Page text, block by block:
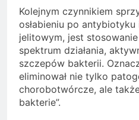
Kolejnym czynnikiem
osłabieniu po
jelitowym, jest
spektrum działania,
szczepów bakterii.
eliminował nie tylko
chorobotwórcze, ale
bakterie”.